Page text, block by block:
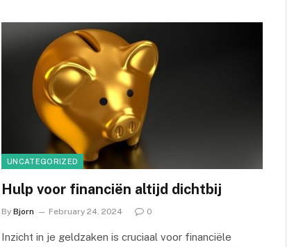
UNCATEGORIZED
Hulp voor financiën altijd dichtbij
By Bjorn February 24, 2024 0
Inzicht in je geldzaken is cruciaal voor financiële